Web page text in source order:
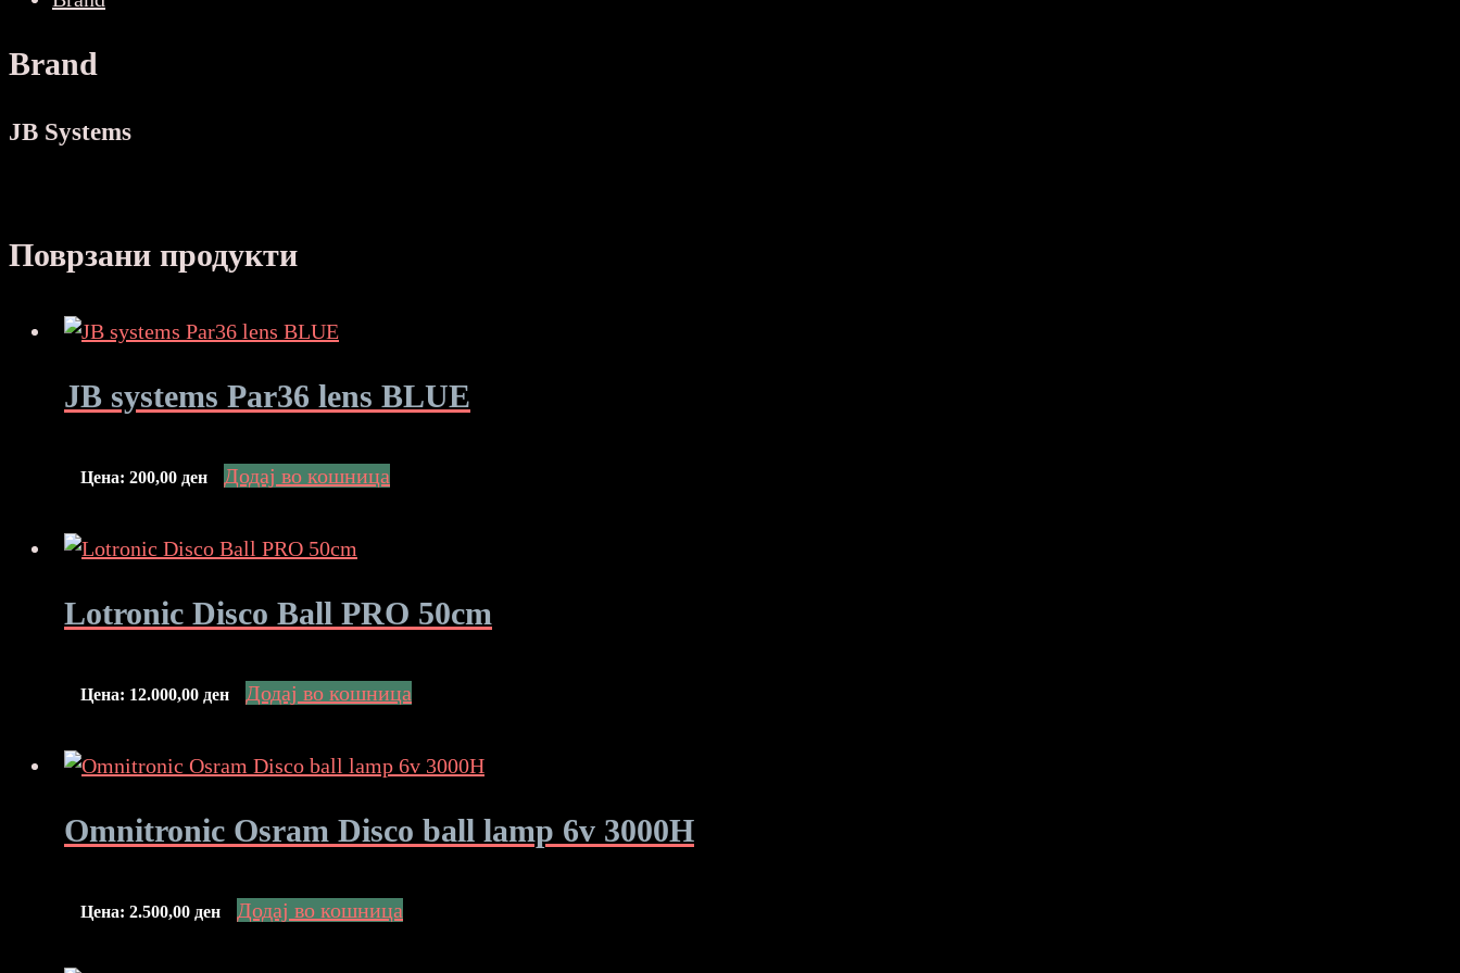
количина
Brand
JB Systems
Поврзани продукти
JB systems Par36 lens BLUE
Цена: 200,00 ден Додај во кошница
Lotronic Disco Ball PRO 50cm
Цена: 12.000,00 ден Додај во кошница
Omnitronic Osram Disco ball lamp 6v 3000H
Цена: 2.500,00 ден Додај во кошница